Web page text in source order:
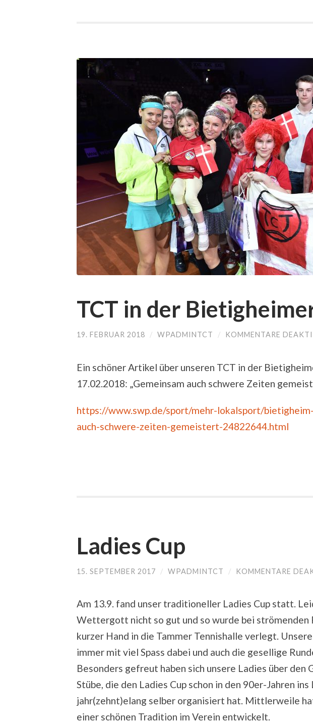
TCT in der
19. FEBRUAR 2018 / WPADMINTCT / KOMMENTARE
Ein schöner Artikel über unseren TCT in der
17.02.2018: „Gemeinsam auch schwere Zeiten
https://www.swp.de/sport/mehr-lokalsport/
auch-schwere-zeiten-gemeistert-24822644.html
Ladies Cup
15. SEPTEMBER 2017 / WPADMINTCT / KOMMENTARE
Am 13.9. fand unser traditioneller Ladies Cup statt.
Wettergott nicht so gut und so wurde bei strömenden
kurzer Hand in die Tammer Tennishalle verlegt.
immer mit viel Spass dabei und auch die gesellige
Besonders gefreut haben sich unsere Ladies über den
Stübe, die den Ladies Cup schon in den 90er-Jahren
jahr(zehnt)elang selber organisiert hat. Mittlerweile
einer schönen Tradition im Verein entwickelt.